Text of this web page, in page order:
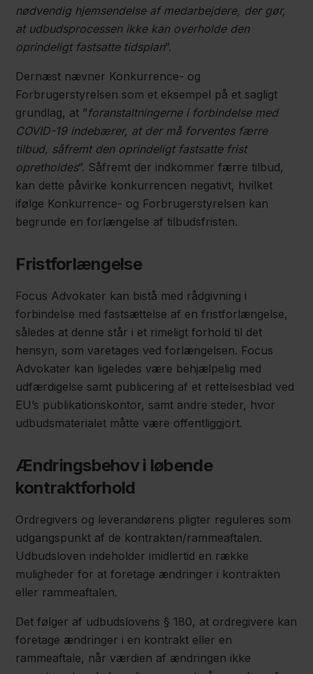
nødvendig hjemsendelse af medarbejdere, der gør,
at udbudsprocessen ikke kan overholde den
oprindeligt fastsatte tidsplan”.
Dernæst nævner Konkurrence- og
Forbrugerstyrelsen som et eksempel på et sagligt
grundlag, at ”foranstaltningerne i forbindelse med
COVID-19 indebærer, at der må forventes færre
tilbud, såfremt den oprindeligt fastsatte frist
opretholdes”. Såfremt der indkommer færre tilbud,
kan dette påvirke konkurrencen negativt, hvilket
ifølge Konkurrence- og Forbrugerstyrelsen kan
begrunde en forlængelse af tilbudsfristen.
Fristforlængelse
Focus Advokater kan bistå med rådgivning i
forbindelse med fastsættelse af en fristforlængelse,
således at denne står i et rimeligt forhold til det
hensyn, som varetages ved forlængelsen. Focus
Advokater kan ligeledes være behjælpelig med
udfærdigelse samt publicering af et rettelsesblad ved
EU’s publikationskontor, samt andre steder, hvor
udbudsmaterialet måtte være offentliggjort.
Ændringsbehov i løbende
kontraktforhold
Ordregivers og leverandørens pligter reguleres som
udgangspunkt af de kontrakten/rammeaftalen.
Udbudsloven indeholder imidlertid en række
muligheder for at foretage ændringer i kontrakten
eller rammeaftalen.
Det følger af udbudslovens § 180, at ordregivere kan
foretage ændringer i en kontrakt eller en
rammeaftale, når værdien af ændringen ikke